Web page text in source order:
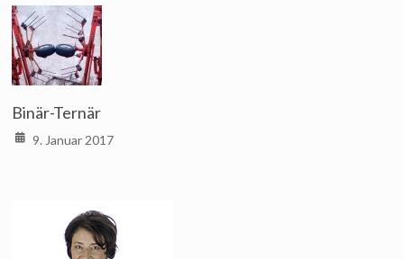
Binär-Ternär
9. Januar 2017